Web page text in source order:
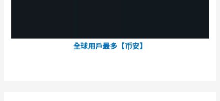
全球用戶最多【币安】